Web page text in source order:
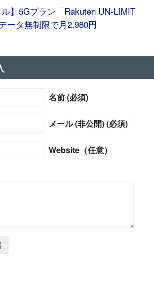
ル】5Gプラン「Rakuten UN-LIMIT
ータ無制限で月2,980円
名前 (必須)
メール (非公開) (必須)
Website（任意）